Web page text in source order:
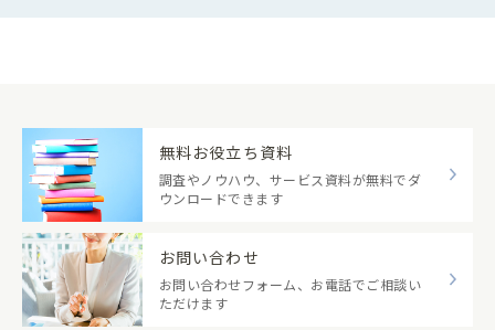
無料お役立ち資料
調査やノウハウ、サービス資料が無料でダ
ウンロードできます
お問い合わせ
お問い合わせフォーム、お電話でご相談い
ただけます